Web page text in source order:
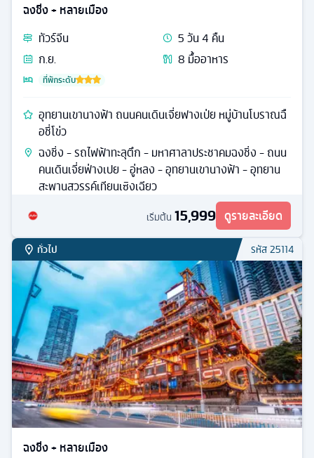
ฉงชิ่ง + หลายเมือง
ทัวร์จีน 5วัน4 คืน
ก.ย.
8 มื้ออาหาร
ที่พักระดับ
อุทยานเขานางฟ้า ถนนคนเดินเจี่ยฟางเป่ย หมู่บ้านโบราณฉื
อชี่โข่ว
ฉงชิ่ง - รถไฟฟ้าทะลุตึก - มหาศาลาประชาคมฉงชิ่ง - ถนน
คนเดินเจี่ยฟ่างเปย - อู่หลง - อุทยานเขานางฟ้า - อุทยาน
สะพานสวรรค์เทียนเซิงเฉียว
เริ่มต้น 15,999 ดูรายละเอียด
ทั่วไป รหัส25114
ฉงชิ่ง + หลายเมือง